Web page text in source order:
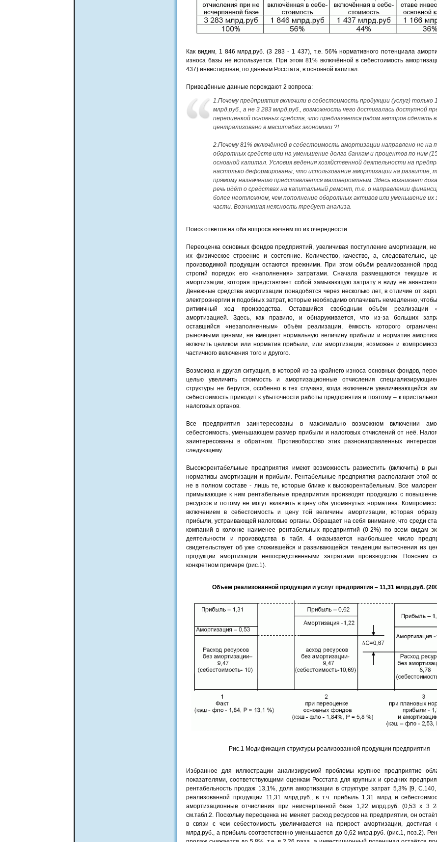
Как видим, 1 846 млрд.руб. (3 283 - 1 437), т.е. 56% нормативного потенциала
износа базы не используется. При этом 81% включённой в себестоимость
437) инвестирован, по данным Росстата, в основной капитал.
Приведённые данные порождают 2 вопроса:
1.Почему предприятия включили в себестоимость продукции (услуг) только
млрд.руб., а не 3 283 млрд.руб., возможность чего достигалась доступной
переоценкой основных средств, что предлагается рядом авторов сделать
централизовано в масштабах экономики ?!
2.Почему 81% включённой в себестоимость амортизации направлено не на
оборотных средств или на уменьшение долга банкам и процентов по ним
основной капитал. Условия ведения хозяйственной деятельности на
настолько деформированы, что использование амортизации на развитие,
прямому назначению представляется маловероятным. Здесь возникает
речь идёт о средствах на капитальный ремонт, т.е. о направлении
более неотложном, чем пополнение оборотных активов или уменьшение их
части. Возникшая неясность требует анализа.
Поиск ответов на оба вопроса начнём по их очередности.
Переоценка основных фондов предприятий, увеличивая поступление амортизации, не
их физическое строение и состояние. Количество, качество, а, следовательно,
производимой продукции остаются прежними. При этом объём реализованной
строгий порядок его «наполнения» затратами. Сначала размещаются текущие
амортизации, которая представляет собой замыкающую затрату в виду её
Денежные средства амортизации понадобятся через несколько лет, в отличие от
электроэнергии и подобных затрат, которые необходимо оплачивать немедленно,
ритмичный ход производства. Оставшийся свободным объём реализации
амортизацией. Здесь, как правило, и обнаруживается, что из-за больших
оставшийся «незаполненным» объём реализации, ёмкость которого
рыночными ценами, не вмещает нормальную величину прибыли и норматив
включить целиком или норматив прибыли, или амортизации; возможен и
частичного включения того и другого.
Возможна и другая ситуация, в которой из-за крайнего износа основных фондов,
целью увеличить стоимость и амортизационные отчисления
структуры не берутся, особенно в тех случаях, когда включение увеличивающейся
себестоимость приводит к убыточности работы предприятия и поэтому – к
налоговых органов.
Все предприятия заинтересованы в максимально возможном включении
себестоимость, уменьшающем размер прибыли и налоговых отчислений от неё.
заинтересованы в обратном. Противоборство этих разнонаправленных
следующему.
Высокорентабельные предприятия имеют возможность разместить (включить) в
нормативы амортизации и прибыли. Рентабельные предприятия располагают этой
не в полном составе - лишь те, которые ближе к высокорентабельным. Все
примыкающие к ним рентабельные предприятия производят продукцию с
ресурсов и потому не могут включить в цену оба упомянутых норматива. Компромисс
включением в себестоимость и цену той величины амортизации, которая
прибыли, устраивающей налоговые органы. Обращает на себя внимание, что среди
компаний в колонке наименее рентабельных предприятий (0-2%) по всем видам
деятельности и производства в табл. 4 оказывается наибольшее число
свидетельствует об уже сложившейся и развивающейся тенденции вытеснения из
продукции амортизации непосредственными затратами производства. Поясним
конкретном примере (рис.1).
Объём реализованной продукции и услуг предприятия – 11,31 млрд.руб.
Рис.1 Модификация структуры реализованной продукции предприятия
Избранное для иллюстрации анализируемой проблемы крупное предприятие
показателями, соответствующими оценкам Росстата для крупных и средних
рентабельность продаж 13,1%, доля амортизации в структуре затрат 5,3% [9,
реализованной продукции 11,31 млрд.руб., в т.ч. прибыль 1,31 млрд и
амортизационные отчисления при неисчерпанной базе 1,22 млрд.руб. (0,53 х 3
см.табл.2. Поскольку переоценка не меняет расход ресурсов на предприятии, он
в связи с чем себестоимость увеличивается на прирост амортизации, достигая
млрд.руб., а прибыль соответственно уменьшается до 0,62 млрд.руб. (рис.1, поз.2).